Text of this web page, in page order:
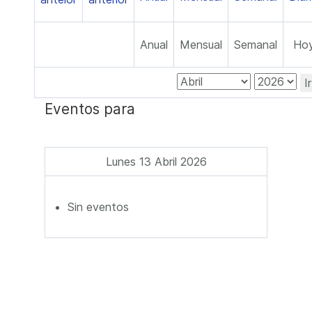
Anual Mensual Semanal
Eventos para
Lunes 13 Abril 2026
Sin eventos